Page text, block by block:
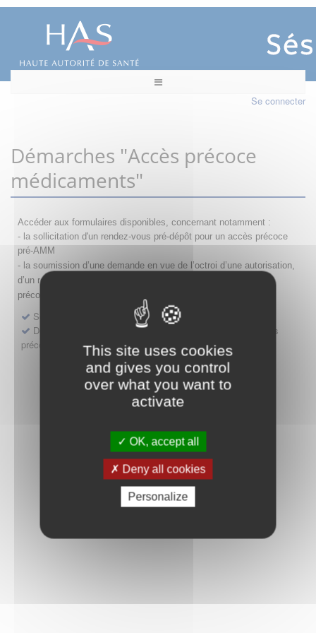
This site uses cookies
and gives you control
over what you want to
activate
OK, accept all
Deny all cookies
Personalize
Se connecter
Démarches "Accès précoce
médicaments"
Accéder aux formulaires disponibles, concernant notamment :
- la sollicitation d'un rendez-vous pré-dépôt pour un accès précoce
pré-AMM
- la soumission d’une demande en vue de l’octroi d’une autorisation,
d’un renouvellement, d’une modification ou d’un retrait d'accès
précoce
Sollicitation RDV pré-dépôt accès précoce pré-AMM
Déposer une demande ou faire évoluer une décision d'accès
précoce